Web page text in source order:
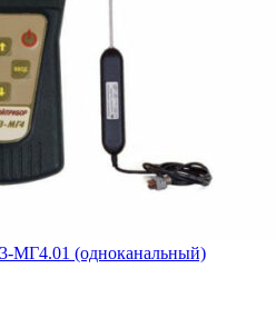
МГ4.01 (одноканальный)